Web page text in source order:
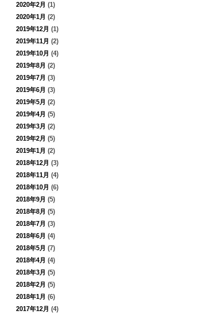
2020年2月 (1)
2020年1月 (2)
2019年12月 (1)
2019年11月 (2)
2019年10月 (4)
2019年8月 (2)
2019年7月 (3)
2019年6月 (3)
2019年5月 (2)
2019年4月 (5)
2019年3月 (2)
2019年2月 (5)
2019年1月 (2)
2018年12月 (3)
2018年11月 (4)
2018年10月 (6)
2018年9月 (5)
2018年8月 (5)
2018年7月 (3)
2018年6月 (4)
2018年5月 (7)
2018年4月 (4)
2018年3月 (5)
2018年2月 (5)
2018年1月 (6)
2017年12月 (4)